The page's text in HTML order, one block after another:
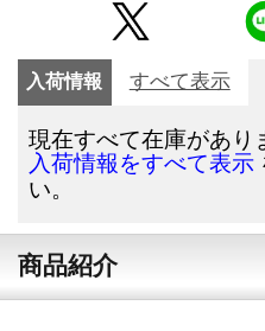
入荷情報 すべて表示
現在すべて在庫があり
入荷情報をすべて表示
い。
商品紹介